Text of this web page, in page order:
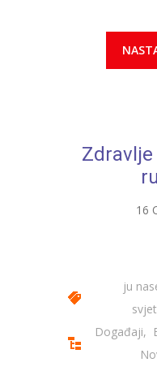
-- Edukacije
-- Edukacije
-- Obrasci i
--
Mala škola
16
ju
Događaji,